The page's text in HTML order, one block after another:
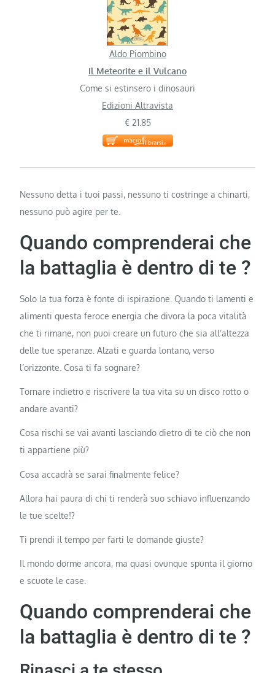
Aldo Piombino
Il Meteorite e il Vulcano
Come si estinsero i dinosauri
Edizioni Altravista
€ 21.85
Nessuno detta i tuoi passi, nessuno ti costringe a chinarti,
nessuno può agire per te.
Quando comprenderai che
la battaglia è dentro di te ?
Solo la tua forza è fonte di ispirazione. Quando ti lamenti e
alimenti questa feroce energia che divora la poca vitalità
che ti rimane, non puoi creare un futuro che sia all’altezza
delle tue speranze. Alzati e guarda lontano, verso
l’orizzonte. Cosa ti fa sognare?
Tornare indietro e riscrivere la tua vita su un disco rotto o
andare avanti?
Cosa rischi se vai avanti lasciando dietro di te ciò che non
ti appartiene più?
Cosa accadrà se sarai finalmente felice?
Allora hai paura di chi ti renderà suo schiavo influenzando
le tue scelte!?
Ti prendi il tempo per farti le domande giuste?
Il mondo dorme ancora, ma quasi ovunque spunta il giorno
e scuote le case.
Quando comprenderai che
la battaglia è dentro di te ?